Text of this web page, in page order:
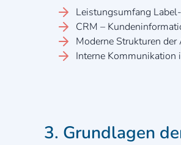
Leistungsumfang
CRM –
Moderne Strukturen
Interne Kommunikation
3. Grundlagen